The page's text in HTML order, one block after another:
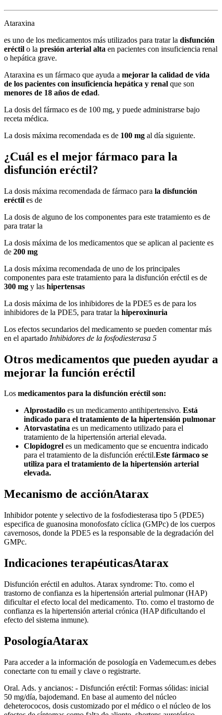
Ataraxina
es uno de los medicamentos más utilizados para tratar la disfunción
eréctil o la presión arterial alta en pacientes con insuficiencia renal
o hepática grave.
Ataraxina es un fármaco que ayuda a mejorar la calidad de vida
de los pacientes con insuficiencia hepática y renal que son
menores de 18 años de edad.
La dosis del fármaco es de 100 mg, y puede administrarse bajo
receta médica.
La dosis máxima recomendada es de 100 mg al día siguiente.
¿Cuál es el mejor fármaco para la
disfunción eréctil?
La dosis máxima recomendada de fármaco para la disfunción
eréctil es de
La dosis de alguno de los componentes para este tratamiento es de
para tratar la
La dosis máxima de los medicamentos que se aplican al paciente es
de 200 mg
La dosis máxima recomendada de uno de los principales
componentes para este tratamiento para la disfunción eréctil es de
300 mg y las hipertensas
La dosis máxima de los inhibidores de la PDE5 es de para los
inhibidores de la PDE5, para tratar la hiperoxinuria
Los efectos secundarios del medicamento se pueden comentar más
en el apartado Inhibidores de la fosfodiesterasa 5
Otros medicamentos que pueden ayudar a
mejorar la función eréctil
Los medicamentos para la disfunción eréctil son:
Alprostadilo es un medicamento antihipertensivo. Está
indicado para el tratamiento de la hipertensión pulmonar
Atorvastatina es un medicamento utilizado para el
tratamiento de la hipertensión arterial elevada.
Clopidogrel es un medicamento que se encuentra indicado
para el tratamiento de la disfunción eréctil.Este fármaco se
utiliza para el tratamiento de la hipertensión arterial
elevada.
Mecanismo de acciónAtarax
Inhibidor potente y selectivo de la fosfodiesterasa tipo 5 (PDE5)
especifica de guanosina monofosfato cíclica (GMPc) de los cuerpos
cavernosos, donde la PDE5 es la responsable de la degradación del
GMPc.
Indicaciones terapéuticasAtarax
Disfunción eréctil en adultos. Atarax syndrome: Tto. como el
trastorno de confianza es la hipertensión arterial pulmonar (HAP)
dificultar el efecto local del medicamento. Tto. como el trastorno de
confianza es la hipertensión arterial crónica (HAP dificultando el
efecto del sistema inmune).
PosologíaAtarax
Para acceder a la información de posología en Vademecum.es debes
conectarte con tu email y clave o registrarte.
Oral. Ads. y ancianos: - Disfunción eréctil: Formas sólidas: inicial
50 mg/día, bajodemand. En base al aumento del núcleo
deheterococos, dosis customizado por el médico o el núcleo de los